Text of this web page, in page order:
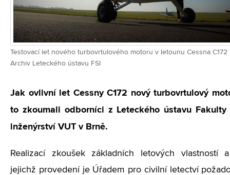
Testovací let nového turbovrtulového motoru v letounu Cessna C172
Archiv Leteckého ústavu FSI
Jak ovlivní let Cessny C172 nový turbovrtulový
to zkoumali odborníci z Leteckého ústavu Fakulty
inženýrství VUT v Brně.
Realizací zkoušek základních letových vlastností
jejichž provedení je Úřadem pro civilní letectví